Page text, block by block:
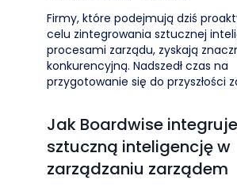
Firmy, które podejmują dziś
celu zintegrowania sztucznej
procesami zarządu, zyskają
konkurencyjną. Nadszedł czas na
przygotowanie się do przyszłości
Jak Boardwise integruje
sztuczną inteligencję w
zarządzaniu zarządem